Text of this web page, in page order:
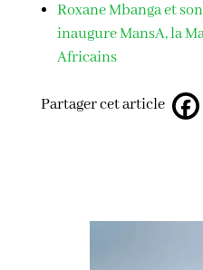
Roxane Mbanga et
inaugure MansA, la
Africains
Partager cet article